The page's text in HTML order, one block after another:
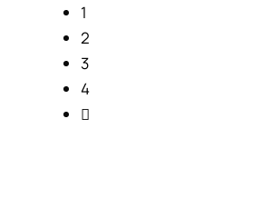
1
2
3
4